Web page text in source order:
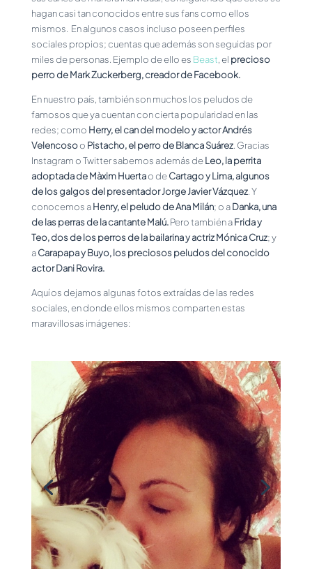
hagan casi tan conocidos entre sus fans como ellos
mismos. En algunos casos incluso poseen perfiles
sociales propios; cuentas que además son seguidas por
miles de personas. Ejemplo de ello es Beast, el precioso
perro de Mark Zuckerberg, creador de Facebook.
En nuestro país, también son muchos los peludos de
famosos que ya cuentan con cierta popularidad en las
redes; como Herry, el can del modelo y actor Andrés
Velencosoo Pistacho, el perro de Blanca Suárez. Gracias
Instagram o Twitter sabemos además deLeo, la perrita
adoptada de Màxim Huertao deCartago y Lima, algunos
de los galgos del presentador Jorge Javier Vázquez. Y
conocemos aHenry, el peludo de Ana Milán; o aDanka, una
de las perras de la cantante Malú.Pero también aFrida y
Teo, dos de los perros de la bailarina y actriz Mónica Cruz; y
aCarapapa y Buyo, los preciosos peludos del conocido
actor Dani Rovira.
Aquí os dejamos algunas fotos extraídas de las redes
sociales, en donde ellos mismos comparten estas
maravillosas imágenes: